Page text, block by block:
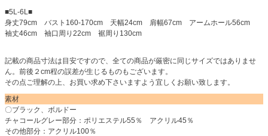
■5L-6L■
身丈79cm バスト160-170cm 天幅24cm 肩幅67cm アームホール56cm
袖丈46cm 袖口周り22cm 裾周り130cm
記載の商品寸法は目安ですので、全ての商品が厳密に同じサイズではありませ
ん。前後２cm程の誤差が生じるものもございます。
その点ご理解の上、お買い求め下さいますよう宜しくお願い致します。
素材
〇ブラック、ボルドー
チャコールグレー部分：ポリエステル55％ アクリル45％
その他部分：アクリル100％